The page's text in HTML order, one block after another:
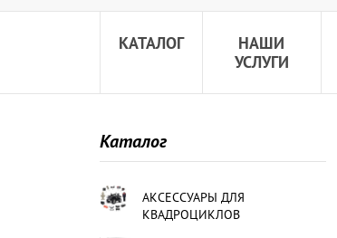
КАТАЛОГ
НАШИ
УСЛУГИ
Каталог
АКСЕССУАРЫ ДЛЯ
КВАДРОЦИКЛОВ